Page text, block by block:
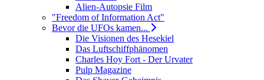
Alien-Autopsie Film
"Freedom of Information Act"
Bevor die UFOs kamen...
Die Visionen des Hesekiel
Das Luftschiffphänomen
Charles Hoy Fort - Der Urvater
Pulp Magazine